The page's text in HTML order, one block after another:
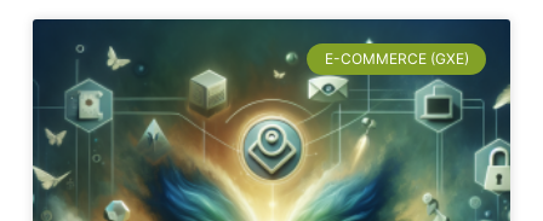
E-COMMERCE (GXE)